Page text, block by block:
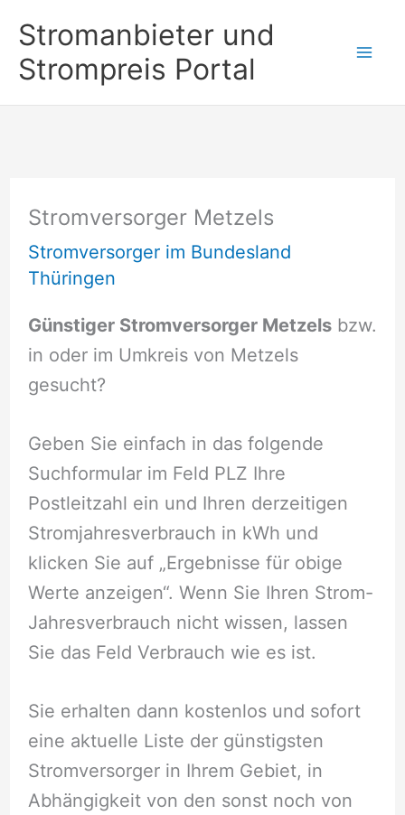
Inhalt
springen
Stromanbieter und
Strompreis Portal
Stromversorger Metzels
Stromversorger im Bundesland
Thüringen
Günstiger Stromversorger Metzelsbzw.
in oder im Umkreis von Metzels
gesucht?
Geben Sie einfach in das folgende
Suchformular im Feld PLZ Ihre
Postleitzahl ein und Ihren derzeitigen
Stromjahresverbrauch in kWh und
klicken Sie auf „Ergebnisse für obige
Werte anzeigen“. Wenn Sie Ihren Strom-
Jahresverbrauch nicht wissen, lassen
Sie das Feld Verbrauch wie es ist.
Sie erhalten dann kostenlos und sofort
eine aktuelle Liste der günstigsten
Stromversorger in Ihrem Gebiet, in
Abhängigkeit von den sonst noch von